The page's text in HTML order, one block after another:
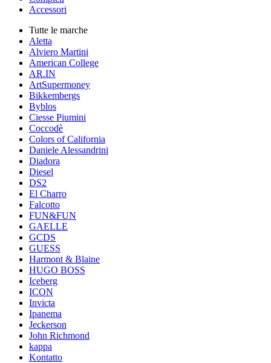
Accessori
Tutte le marche
Aletta
Alviero Martini
American College
AR.IN
ArtSupermoney
Bikkembergs
Byblos
Ciesse Piumini
Coccodè
Colors of California
Daniele Alessandrini
Diadora
Diesel
DS2
El Charro
Falcotto
FUN&FUN
GAELLE
GCDS
GUESS
Harmont & Blaine
HUGO BOSS
Iceberg
ICON
Invicta
Ipanema
Jeckerson
John Richmond
kappa
Kontatto